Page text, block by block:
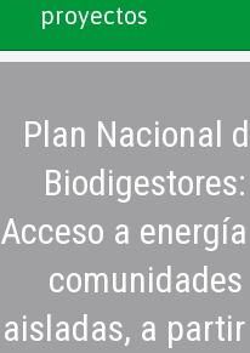
proyectos
Plan Nacional
Biodigestores:
Acceso a
comunidades
aisladas, a